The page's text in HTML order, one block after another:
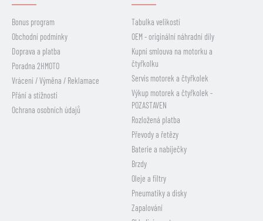
Bonus program
Obchodní podmínky
Doprava a platba
Poradna 2HMOTO
Vrácení / Výměna / Reklamace
Přání a stížnosti
Ochrana osobních údajů
Tabulka velikostí
OEM - originální náhradní díly
Kupní smlouva na motorku a
čtyřkolku
Servis motorek a čtyřkolek
Výkup motorek a čtyřkolek -
POZASTAVEN
Rozložená platba
Převody a řetězy
Baterie a nabíječky
Brzdy
Oleje a filtry
Pneumatiky a disky
Zapalování